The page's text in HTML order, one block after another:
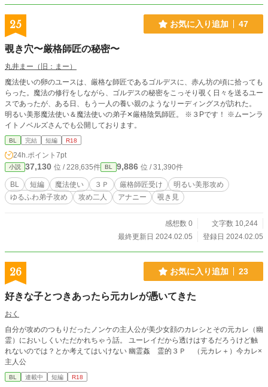
25 お気に入り追加 47
覗き穴〜厳格師匠の秘密〜
丸井まー（旧：まー）
魔法使いの卵のユースは、厳格な師匠であるゴルデスに、赤ん坊の頃に拾っても
らった。魔法の修行をしながら、ゴルデスの秘密をこっそり覗く日々を送るユー
スであったが、ある日、もう一人の養い親のようなリーディングスが訪れた。
明るい美形魔法使い＆魔法使いの弟子✕厳格陰気師匠。 ※３Pです！ ※ムーンラ
イトノベルズさんでも公開しております。
BL 完結 短編 R18
24h.ポイント 7pt
小説 37,130 位 / 228,635件 BL 9,886 位 / 31,390件
BL 短編 魔法使い ３Ｐ 厳格師匠受け
明るい美形攻め
ゆるふわ弟子攻め
攻め二人 アナニー 覗き見
感想数 0
文字数 10,244
最終更新日 2024.02.05
登録日 2024.02.05
26 お気に入り追加 23
好きな子とつきあったら元カレが憑いてきた
おく
自分が攻めのつもりだったノンケの主人公が美少女顔のカレシとその元カレ（幽
霊）においしくいただかれちゃう話。 ユーレイだから透けはするだろうけど触
れないのでは？とか考えてはいけない 幽霊姦 霊的３Ｐ （元カレ＋）今カレ×
主人公
BL 連載中 短編 R18